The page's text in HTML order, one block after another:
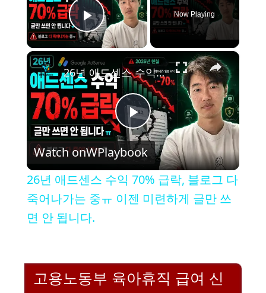
Play Video
Now Playing
×
P
l
a
V
26년 애드센스 수익 70% 급락, 블로그 다 죽어나가는 중ㅠ 이젠 미련하게 글만 쓰면 안 됩니다.
Watch onWPlaybook
26년 애드센스 수익 70% 급락, 블로그 다
죽어나가는 중ㅠ 이젠 미련하게 글만 쓰
면 안 됩니다.
고용노동부 육아휴직 급여 신